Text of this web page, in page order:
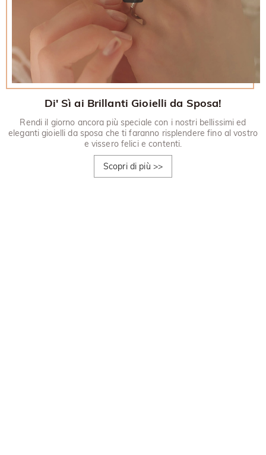
Di' Sì ai Brillanti Gioielli da Sposa!
Rendi il giorno ancora più speciale con i nostri bellissimi ed
eleganti gioielli da sposa che ti faranno risplendere fino al vostro
e vissero felici e contenti.
Scopri di più >>